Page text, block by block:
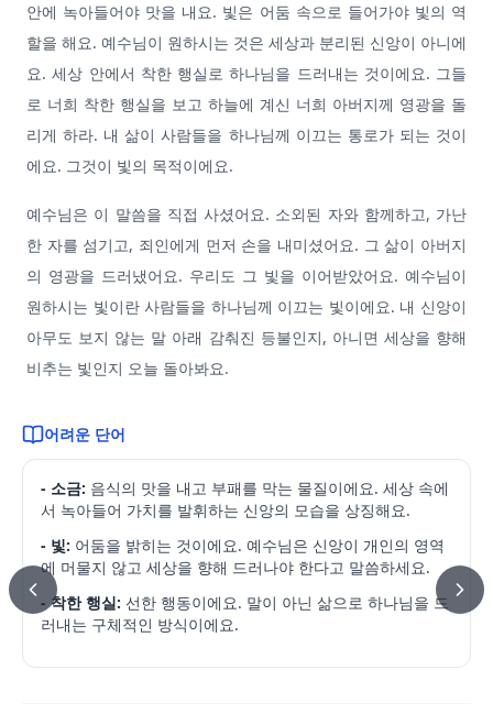
안에 녹아들어야 맛을 내요. 빛은 어둠 속으로 들어가야 빛의 역
할을 해요. 예수님이 원하시는 것은 세상과 분리된 신앙이 아니에
요. 세상 안에서 착한 행실로 하나님을 드러내는 것이에요. 그들
로 너희 착한 행실을 보고 하늘에 계신 너희 아버지께 영광을 돌
리게 하라. 내 삶이 사람들을 하나님께 이끄는 통로가 되는 것이
에요. 그것이 빛의 목적이에요.
예수님은 이 말씀을 직접 사셨어요. 소외된 자와 함께하고, 가난
한 자를 섬기고, 죄인에게 먼저 손을 내미셨어요. 그 삶이 아버지
의 영광을 드러냈어요. 우리도 그 빛을 이어받았어요. 예수님이
원하시는 빛이란 사람들을 하나님께 이끄는 빛이에요. 내 신앙이
아무도 보지 않는 말 아래 감춰진 등불인지, 아니면 세상을 향해
비추는 빛인지 오늘 돌아봐요.
어려운 단어
- 소금: 음식의 맛을 내고 부패를 막는 물질이에요. 세상 속에
서 녹아들어 가치를 발휘하는 신앙의 모습을 상징해요.
- 빛: 어둠을 밝히는 것이에요. 예수님은 신앙이 개인의 영역
에 머물지 않고 세상을 향해 드러나야 한다고 말씀하세요.
- 착한 행실: 선한 행동이에요. 말이 아닌 삶으로 하나님을 드
러내는 구체적인 방식이에요.